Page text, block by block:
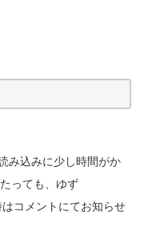
み込みに少し時間がか
っても、ゆず
はコメントにてお知らせ